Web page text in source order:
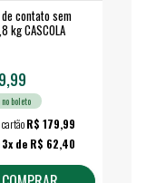
contato sem
kg CASCOLA
boleto
R$ 179,99
3x de R$ 62,40